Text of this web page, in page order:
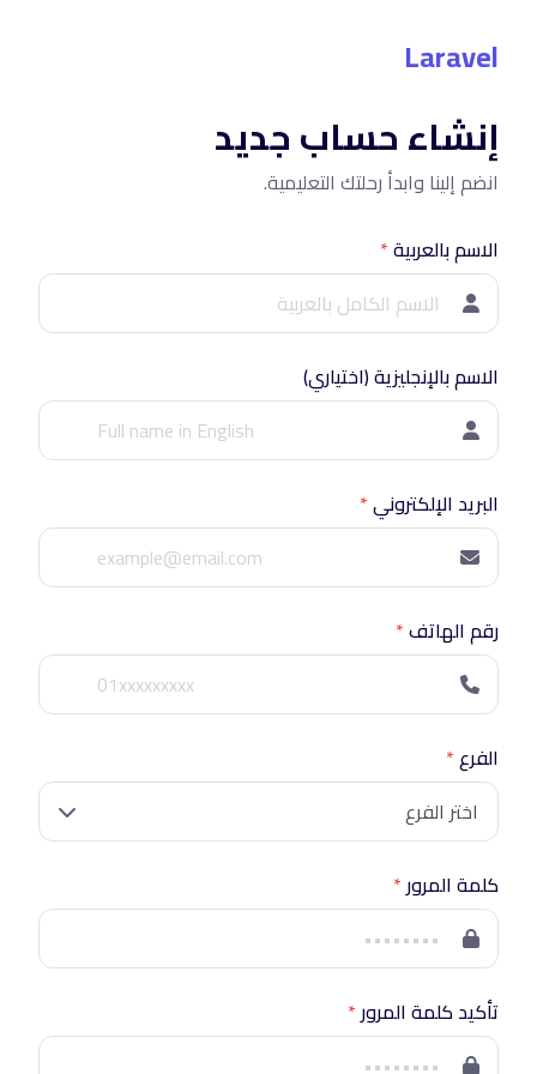
Laravel
إنشاء حساب جديد
انضم إلينا وابدأ رحلتك التعليمية.
الاسم بالعربية*
الاسم بالإنجليزية (اختياري)
البريد الإلكتروني*
رقم الهاتف*
الفرع*
كلمة المرور*
تأكيد كلمة المرور*